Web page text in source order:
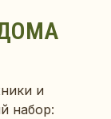
и
набор: